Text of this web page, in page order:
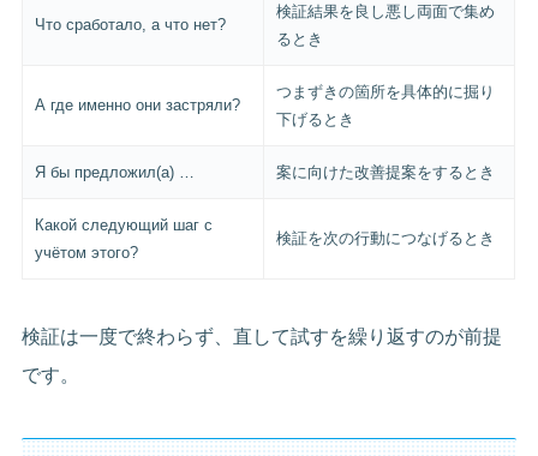
Что сработало, а что нет?
検証結果を良し悪し両面で集め
るとき
А где именно они застряли?
つまずきの箇所を具体的に掘り
下げるとき
Я бы предложил(а) … 案に向けた改善提案をするとき
Какой следующий шаг с
учётом этого?
検証を次の行動につなげるとき
検証は一度で終わらず、直して試すを繰り返すのが前提
です。